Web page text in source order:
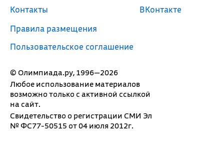
© Олимпиада.ру, 1996—2026
Любое использование материалов
возможно только с активной ссылкой
на сайт.
Свидетельство о регистрации СМИ Эл
№ ФС77-50515 от 04 июля 2012г.
Контакты
Правила размещения
Пользовательское соглашение
ВКонтакте